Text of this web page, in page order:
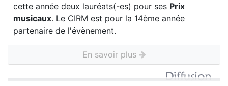
cette année deux lauréats(-es) pour ses Prix
musicaux. Le CIRM est pour la 14ème année
partenaire de l'évènement.
En savoir plus